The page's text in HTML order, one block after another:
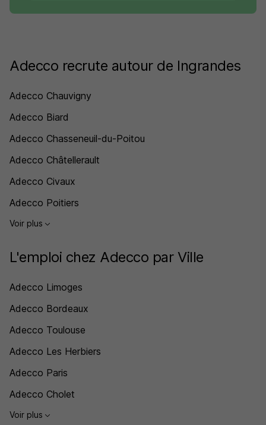
Adecco recrute autour de Ingrandes
Adecco Chauvigny
Adecco Biard
Adecco Chasseneuil-du-Poitou
Adecco Châtellerault
Adecco Civaux
Adecco Poitiers
Voir plus
L'emploi chez Adecco par Ville
Adecco Limoges
Adecco Bordeaux
Adecco Toulouse
Adecco Les Herbiers
Adecco Paris
Adecco Cholet
Voir plus